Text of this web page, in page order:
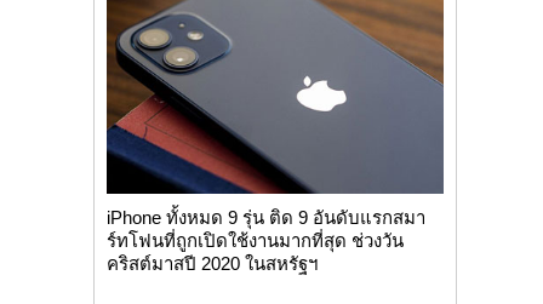
iPhone ทั้งหมด 9 รุ่น ติด 9 อันดับแรกสมา
ร์ทโฟนที่ถูกเปิดใช้งานมากที่สุด ช่วงวัน
คริสต์มาสปี 2020 ในสหรัฐฯ